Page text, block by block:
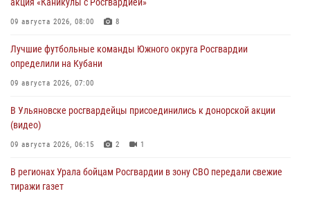
09 августа 2026, 08:00 8
Лучшие футбольные команды Южного округа Росгвардии
определили на Кубани
09 августа 2026, 07:00
В Ульяновске росгвардейцы присоединились к донорской акции
(видео)
09 августа 2026, 06:15 2 1
В регионах Урала бойцам Росгвардии в зону СВО передали свежие
тиражи газет